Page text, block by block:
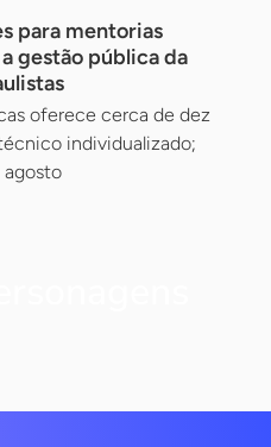
para mentorias
gestão pública da
oferece cerca de dez
individualizado;
agosto